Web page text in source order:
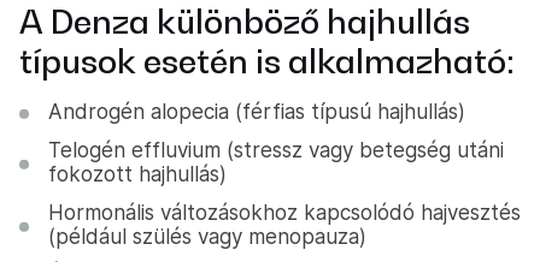
A Denza különböző hajhullás
típusok esetén is alkalmazható:
Androgén alopecia (férfias típusú hajhullás)
Telogén effluvium (stressz vagy betegség utáni
fokozott hajhullás)
Hormonális változásokhoz kapcsolódó hajvesztés
(például szülés vagy menopauza)